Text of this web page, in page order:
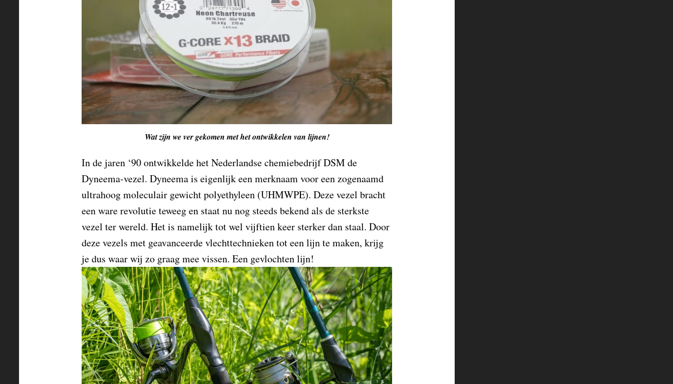
Wat zijn we ver gekomen met het ontwikkelen van lijnen!
In de jaren ‘90 ontwikkelde het Nederlandse chemiebedrijf DSM de
Dyneema-vezel. Dyneema is eigenlijk een merknaam voor een zogenaamd
ultrahoog moleculair gewicht polyethyleen (UHMWPE). Deze vezel bracht
een ware revolutie teweeg en staat nu nog steeds bekend als de sterkste
vezel ter wereld. Het is namelijk tot wel vijftien keer sterker dan staal. Door
deze vezels met geavanceerde vlechttechnieken tot een lijn te maken, krijg
je dus waar wij zo graag mee vissen. Een gevlochten lijn!